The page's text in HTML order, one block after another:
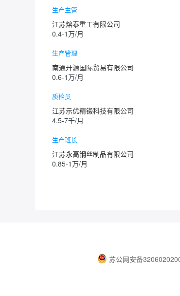
生产主管
江苏熔泰重工有限公司
0.4-1万/月
生产管理
南通开源国际贸易有限公司
0.6-1万/月
质检员
江苏示优精锻科技有限公司
4.5-7千/月
生产班长
江苏永高钢丝制品有限公司
0.85-1万/月
苏公网安备